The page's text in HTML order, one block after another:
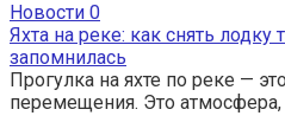
Новости 0
Яхта на реке: как снять лодку
запомнилась
Прогулка на яхте по реке —
перемещения. Это